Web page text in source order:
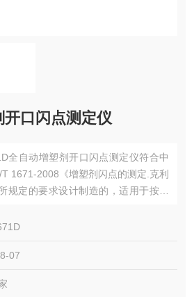
口闪点测定仪
全自动增塑剂开口闪点测定仪符合中
1671-2008《增塑剂闪点的测定.克利
规定的要求设计制造的，适用于按该
油行业及大专院校、科研院所、计量
07